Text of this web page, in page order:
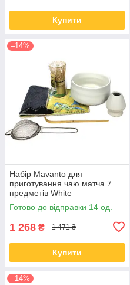
Купити
–14%
Набір Mavanto для
приготування чаю матча 7
предметів White
Готово до відправки 14 од.
1 268 ₴ 1 471 ₴
Купити
–14%